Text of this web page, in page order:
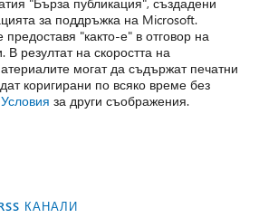
"Бърза публикация", създадени
за поддръжка на Microsoft.
"както-е" в отговор на
резултат на скоростта на
могат да съдържат печатни
коригирани по всяко време без
Условия за други съображения.
КАНАЛИ